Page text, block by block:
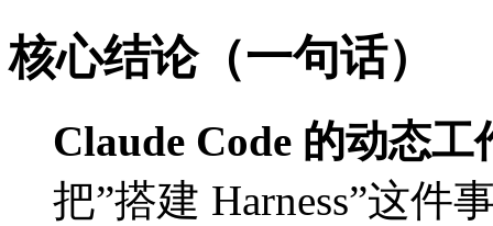
核心结论（一句话）
Claude Code 的动态
把”搭建 Harness”这